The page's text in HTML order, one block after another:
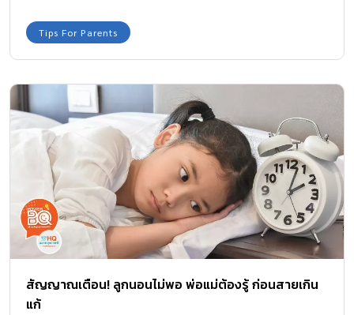
Tips For Parents
สัญญาณเตือน! ลูกนอนไม่พอ พ่อแม่ต้องรู้ ก่อนสายเกิน
แก้